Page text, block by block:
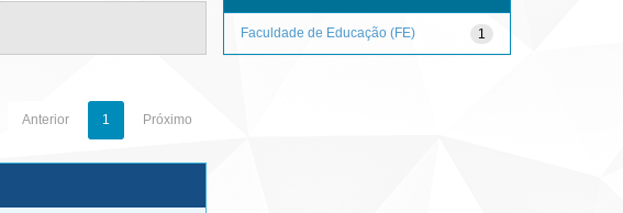
Anterior 1 Próximo
1
Faculdade de Educação (FE)